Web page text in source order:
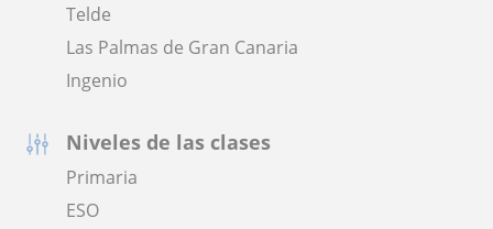
Telde
Las Palmas de Gran Canaria
Ingenio
Niveles de las clases
Primaria
ESO